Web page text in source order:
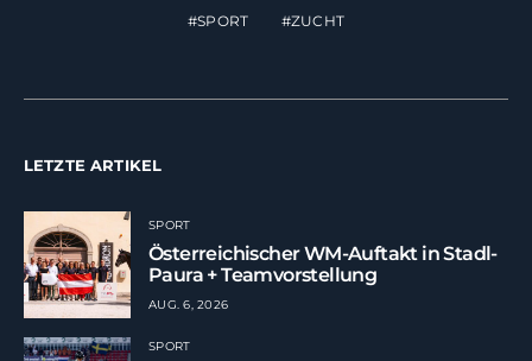
SPORT
ZUCHT
LETZTE ARTIKEL
SPORT
Österreichischer WM-Auftakt in Stadl-
Paura + Teamvorstellung
AUG. 6, 2026
SPORT